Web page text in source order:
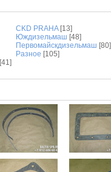
CKD PRAHA [13]
Юждизельмаш [48]
Первомайскдизельмаш [80]
Разное [105]
[41]